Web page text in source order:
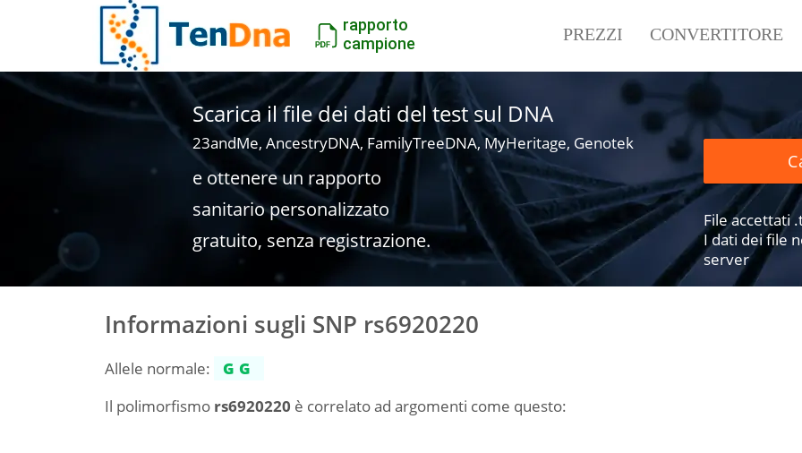
rapporto
campione
PREZZI CONVERTITORE
Scarica il file dei dati del test sul DNA
23andMe, AncestryDNA, FamilyTreeDNA, MyHeritage, Genotek
e ottenere un rapporto
sanitario personalizzato
gratuito, senza registrazione.
File accettati
I dati dei file
server
Informazioni sugli SNP rs6920220
Allele normale:
GG
Il polimorfismo rs6920220 è correlato ad argomenti come questo: